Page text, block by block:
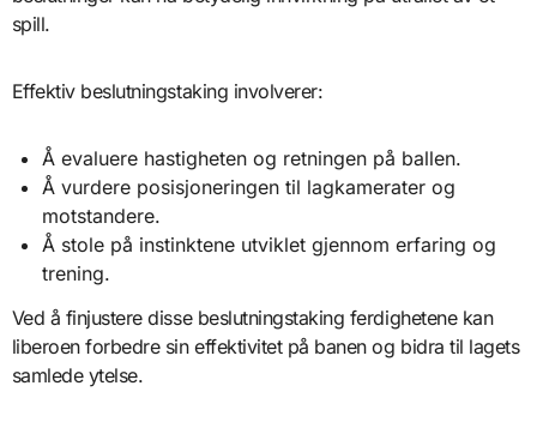
spill.
Effektiv beslutningstaking involverer:
Å evaluere hastigheten og retningen på ballen.
Å vurdere posisjoneringen til lagkamerater og
motstandere.
Å stole på instinktene utviklet gjennom erfaring og
trening.
Ved å finjustere disse beslutningstaking ferdighetene kan
liberoen forbedre sin effektivitet på banen og bidra til lagets
samlede ytelse.